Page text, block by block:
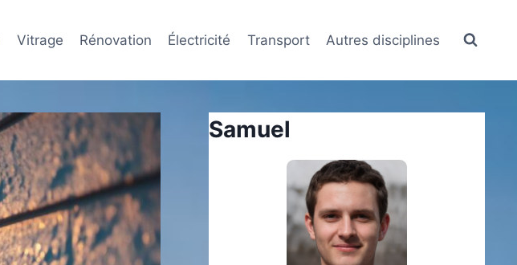
Vitrage Rénovation Électricité Transport Autres disciplines
Samuel